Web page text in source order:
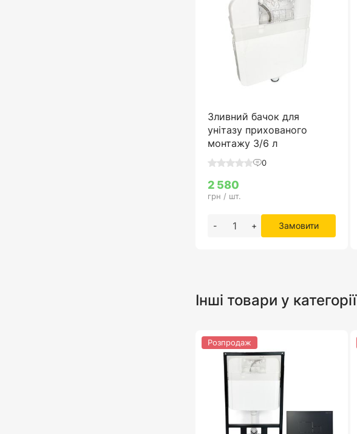
Зливний бачок для
унітазу прихованого
монтажу 3/6 л
0
2 580
грн / шт.
- + Замовити
Інші товари у категорії
Розпродаж